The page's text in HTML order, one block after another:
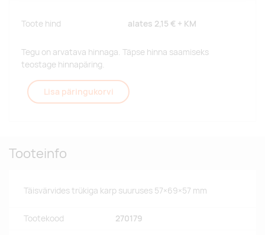
Toote hind alates 2,15 € + KM
Tegu on arvatava hinnaga. Täpse hinna saamiseks
teostage hinnapäring.
Lisa päringukorvi
Tooteinfo
Täisvärvides trükiga karp suuruses 57×69×57 mm
Tootekood 270179